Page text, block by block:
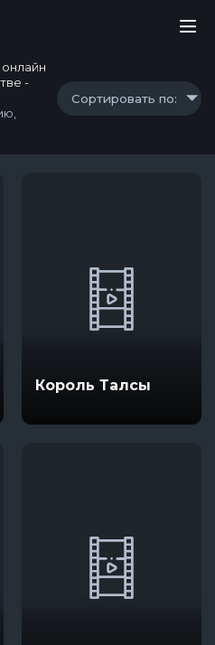
-
Сортировать по:
Король Талсы